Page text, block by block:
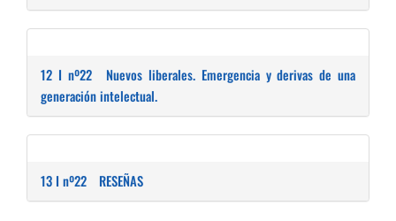
12 I nº22
Nuevos liberales. Emergencia y derivas de una
generación intelectual.
13 I nº22 RESEÑAS